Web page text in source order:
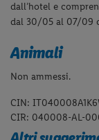
dall’hotel e
dal 30/05 al 07/09
Animali
Non ammessi.
CIN:
CIR: 040008-AL-